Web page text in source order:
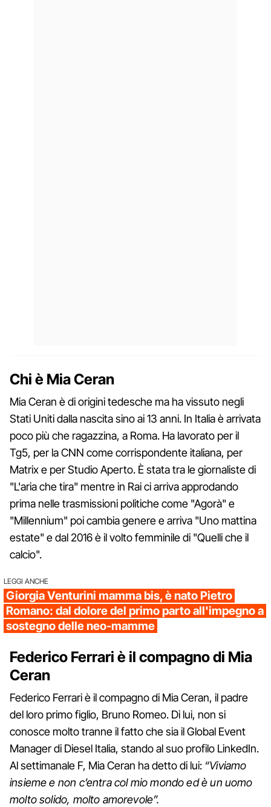
Chi è Mia Ceran
Mia Ceran è di origini tedesche ma ha vissuto negli
Stati Uniti dalla nascita sino ai 13 anni. In Italia è arrivata
poco più che ragazzina, a Roma. Ha lavorato per il
Tg5, per la CNN come corrispondente italiana, per
Matrix e per Studio Aperto. È stata tra le giornaliste di
"L'aria che tira" mentre in Rai ci arriva approdando
prima nelle trasmissioni politiche come "Agorà" e
"Millennium" poi cambia genere e arriva "Uno mattina
estate" e dal 2016 è il volto femminile di "Quelli che il
calcio".
LEGGI ANCHE
Giorgia Venturini mamma bis, è nato Pietro
Romano: dal dolore del primo parto all'impegno a
sostegno delle neo-mamme
Federico Ferrari è il compagno di Mia
Ceran
Federico Ferrari è il compagno di Mia Ceran, il padre
del loro primo figlio, Bruno Romeo. Di lui, non si
conosce molto tranne il fatto che sia il Global Event
Manager di Diesel Italia, stando al suo profilo LinkedIn.
Al settimanale F, Mia Ceran ha detto di lui: “Viviamo
insieme e non c’entra col mio mondo ed è un uomo
molto solido, molto amorevole”.